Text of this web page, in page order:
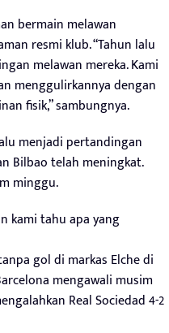
bermain melawan
resmi klub. “Tahun lalu
melawan mereka. Kami
menggulirkannya dengan
fisik,” sambungnya.
menjadi pertandingan
Bilbao telah meningkat.
minggu.
kami tahu apa yang
gol di markas Elche di
mengawali musim
Real Sociedad 4-2